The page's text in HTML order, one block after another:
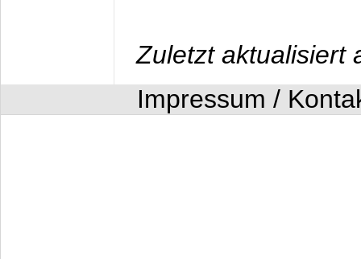
Zuletzt aktualisiert
Impressum /